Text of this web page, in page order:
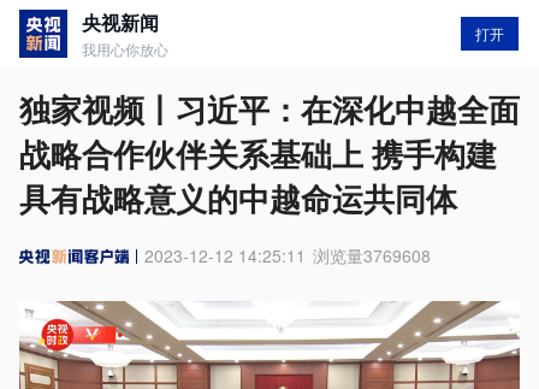
央视新闻
我用心你放心
打开
独家视频丨习近平：在深化中越全面
战略合作伙伴关系基础上 携手构建
具有战略意义的中越命运共同体
2023-12-12 14:25:11 浏览量3769608